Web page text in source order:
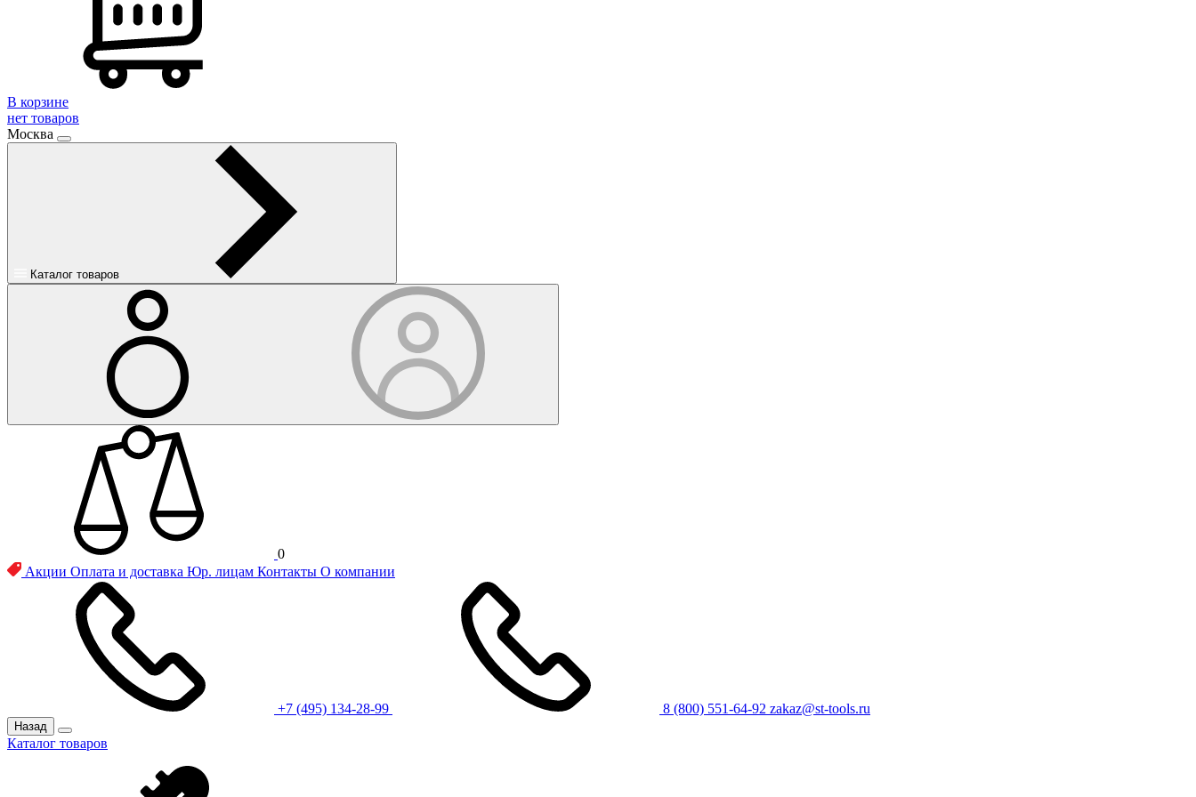
В корзине
нет товаров
Москва
Каталог товаров
0
Акции Оплата и доставка Юр. лицам Контакты О компании
+7 (495) 134-28-99 8 (800) 551-64-92 zakaz@st-tools.ru
Назад
Каталог товаров